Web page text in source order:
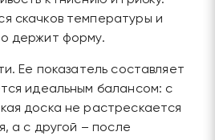
скачков температуры и
держит форму.
Ее показатель составляет
идеальным балансом: с
доска не растрескается
а с другой – после